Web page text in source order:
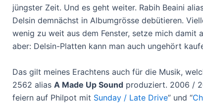
jüngster Zeit. Und es geht weiter. Rabih Beaini
Delsin demnächst in Albumgrösse debütieren.
wenig zu weit aus dem Fenster, setze mich damit
aber: Delsin-Platten kann man auch ungehört
Das gilt meines Erachtens auch für die Musik,
2562 alias A Made Up Sound produziert. 2006 /
feiern auf Philpot mit Sunday / Late Drive” und “